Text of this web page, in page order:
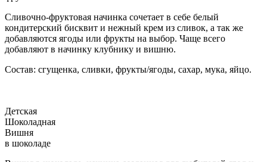
Сливочно-фруктовая начинка сочетает в себе белый
кондитерский бисквит и нежный крем из сливок, а так же
добавляются ягоды или фрукты на выбор. Чаще всего
добавляют в начинку клубнику и вишню.
Состав: сгущенка, сливки, фрукты/ягоды, сахар, мука, яйцо.
Детская
Шоколадная
Вишня
в шоколаде